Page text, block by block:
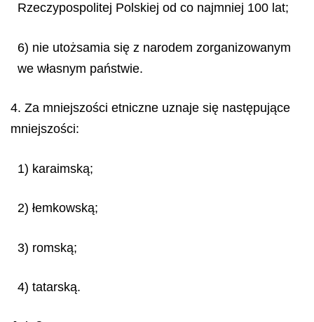
Rzeczypospolitej Polskiej od co najmniej 100 lat;
6) nie utożsamia się z narodem zorganizowanym
we własnym państwie.
4. Za mniejszości etniczne uznaje się następujące
mniejszości:
1) karaimską;
2) łemkowską;
3) romską;
4) tatarską.